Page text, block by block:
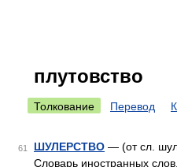
плутовство
Толкование Перевод
61 ШУЛЕРСТВО — (от сл.
Словарь иностранных